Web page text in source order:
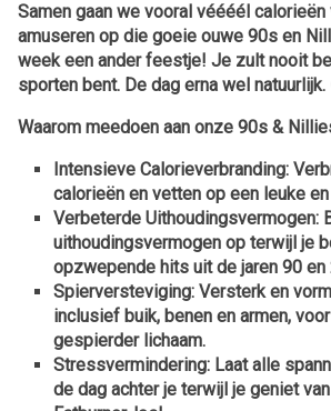
Samen gaan we vooral véééél
amuseren op die goeie ouwe 90s en
week een ander feestje! Je zult nooit
sporten bent. De dag erna wel natuurlijk.
Waarom meedoen aan onze 90s &
Intensieve Calorieverbranding:
calorieën en vetten op een leuke
Verbeterde Uithoudingsvermogen:
uithoudingsvermogen op terwijl je
opzwepende hits uit de jaren 90 en
Spierversteviging: Versterk en
inclusief buik, benen en armen,
gespierder lichaam.
Stressvermindering: Laat alle
de dag achter je terwijl je geniet